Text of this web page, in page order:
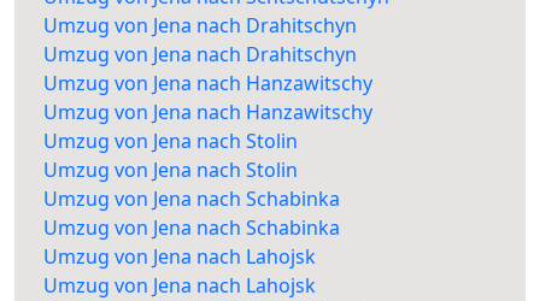
Umzug von Jena nach Drahitschyn
Umzug von Jena nach Drahitschyn
Umzug von Jena nach Hanzawitschy
Umzug von Jena nach Hanzawitschy
Umzug von Jena nach Stolin
Umzug von Jena nach Stolin
Umzug von Jena nach Schabinka
Umzug von Jena nach Schabinka
Umzug von Jena nach Lahojsk
Umzug von Jena nach Lahojsk